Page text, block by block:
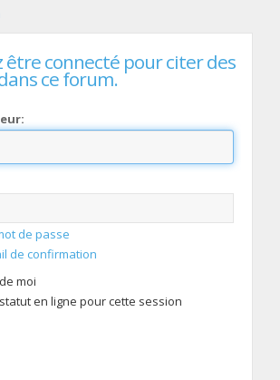
être connecté pour citer des
ce forum.
de passe
de confirmation
moi
en ligne pour cette session